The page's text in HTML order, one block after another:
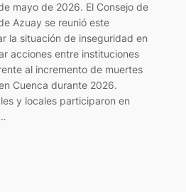
mayo de 2026. El Consejo de
Azuay se reunió este
la situación de inseguridad en
acciones entre instituciones
al incremento de muertes
Cuenca durante 2026.
y locales participaron en